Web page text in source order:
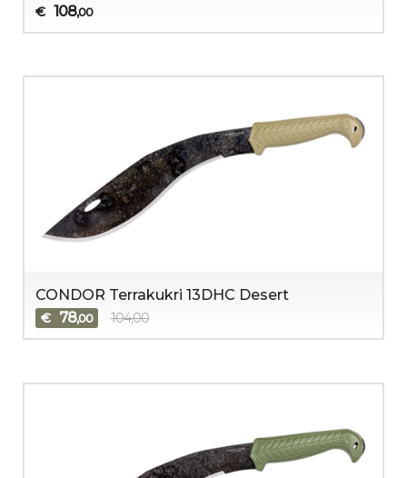
€ 108,00
CONDOR Terrakukri 13DHC Desert
€ 78,00 104,00